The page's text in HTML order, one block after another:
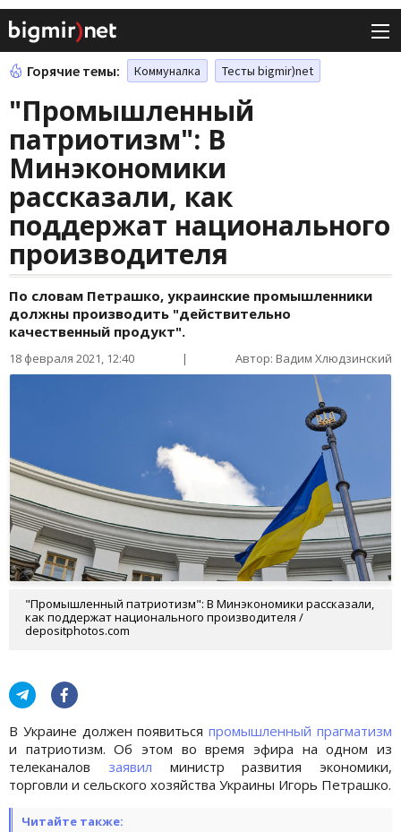
Горячие темы: Коммуналка Тесты bigmir)net
"Промышленный
патриотизм": В
Минэкономики
рассказали, как
поддержат национального
производителя
По словам Петрашко, украинские промышленники
должны производить "действительно
качественный продукт".
18 февраля 2021, 12:40 | Автор: Вадим Хлюдзинский
"Промышленный патриотизм": В Минэкономики рассказали,
как поддержат национального производителя /
depositphotos.com
В Украине должен появитьсяпромышленный прагматизм
и патриотизм. Об этом во время эфира на одном из
телеканалов заявил министр развития экономики,
торговли и сельского хозяйства Украины Игорь Петрашко.
Читайте также: